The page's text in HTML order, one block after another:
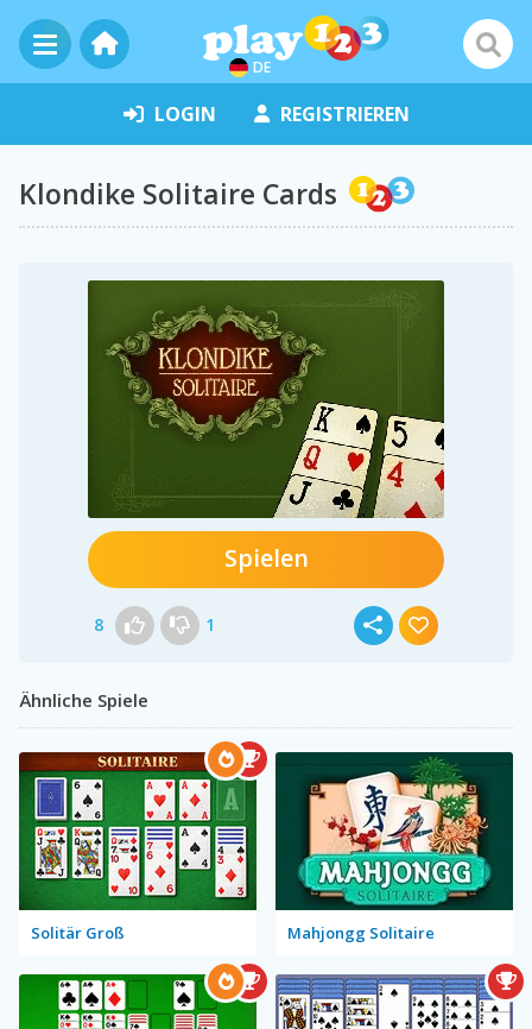
DE
LOGIN REGISTRIEREN
Klondike Solitaire Cards
Spielen
8 1
Ähnliche Spiele
Solitär Groß Mahjongg Solitaire